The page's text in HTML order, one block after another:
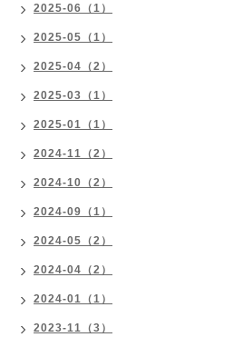
2025-06（1）
2025-05（1）
2025-04（2）
2025-03（1）
2025-01（1）
2024-11（2）
2024-10（2）
2024-09（1）
2024-05（2）
2024-04（2）
2024-01（1）
2023-11（3）